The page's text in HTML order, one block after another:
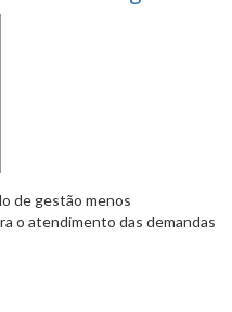
de gestão menos
o atendimento das demandas